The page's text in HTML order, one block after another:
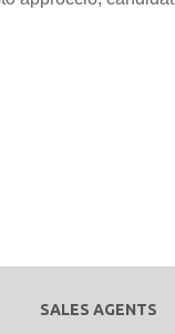
SALES AGENTS